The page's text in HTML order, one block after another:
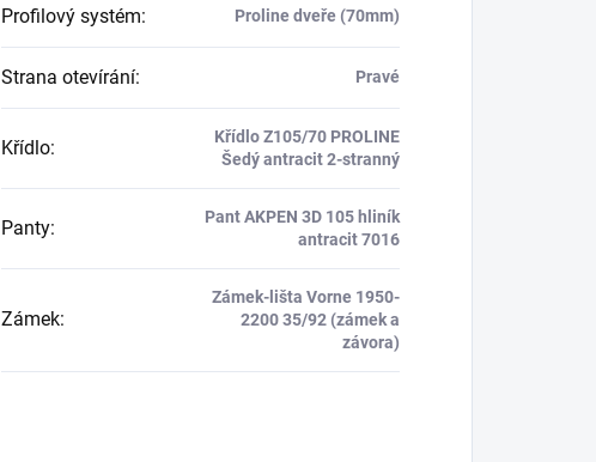
Profilový systém: Proline dveře (70mm)
Strana otevírání: Pravé
Křídlo:
Křídlo Z105/70 PROLINE
Šedý antracit 2-stranný
Panty:
Pant AKPEN 3D 105 hliník
antracit 7016
Zámek:
Zámek-lišta Vorne 1950-
2200 35/92 (zámek a
závora)